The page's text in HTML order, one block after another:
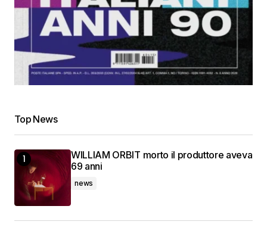
Top News
WILLIAM ORBIT morto il produttore aveva
69 anni
news